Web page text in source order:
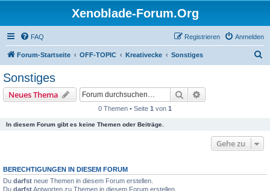
Xenoblade-Forum.Org
FAQ Anmelden
Registrieren
Forum-Startseite OFF-TOPIC Kreativecke Sonstiges
Sonstiges
Neues Thema Suche
0 Themen • Seite 1 von 1
In diesem Forum gibt es keine Themen oder Beiträge.
Gehe zu
BERECHTIGUNGEN IN DIESEM FORUM
Du darfst neue Themen in diesem Forum erstellen.
Du darfstAntworten zu Themen in diesem Forum erstellen.